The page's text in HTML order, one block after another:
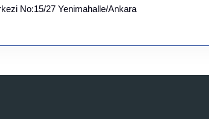
No:15/27 Yenimahalle/Ankara